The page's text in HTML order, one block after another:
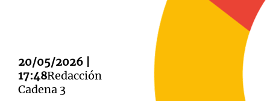
20/05/2026 |
17:48Redacción
Cadena 3
Notas Notas